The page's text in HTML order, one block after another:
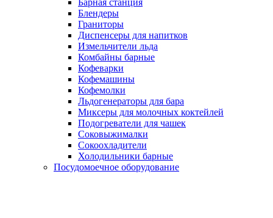
Барная станция
Блендеры
Граниторы
Диспенсеры для напитков
Измельчители льда
Комбайны барные
Кофеварки
Кофемашины
Кофемолки
Льдогенераторы для бара
Миксеры для молочных коктейлей
Подогреватели для чашек
Соковыжималки
Сокоохладители
Холодильники барные
Посудомоечное оборудование